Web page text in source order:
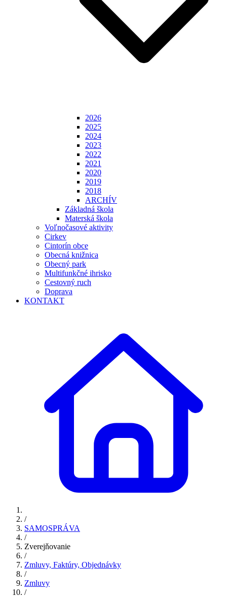
2026
2025
2024
2023
2022
2021
2020
2019
2018
ARCHÍV
Základná škola
Materská škola
Voľnočasové aktivity
Cirkev
Cintorín obce
Obecná knižnica
Obecný park
Multifunkčné ihrisko
Cestovný ruch
Doprava
KONTAKT
/
SAMOSPRÁVA
/
Zverejňovanie
/
Zmluvy, Faktúry, Objednávky
/
Zmluvy
/